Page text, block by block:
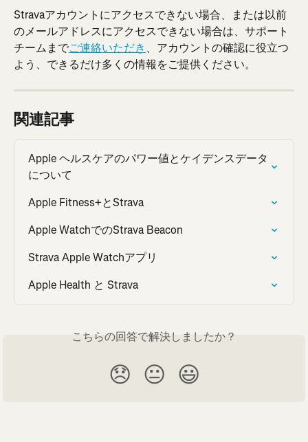
Stravaアカウントにアクセスできない場合、または以前
のメールアドレスにアクセスできない場合は、サポート
チームまでご連絡いただき 、アカウントの確認に役立つ
よう、できるだけ多くの情報をご提供ください。
関連記事
Apple ヘルスケアのパワー値とケイデンスデータ
について
Apple Fitness+とStrava
Apple WatchでのStrava Beacon
Strava Apple Watchアプリ
Apple Health と Strava
こちらの回答で解決しましたか？
😞 😐 😃